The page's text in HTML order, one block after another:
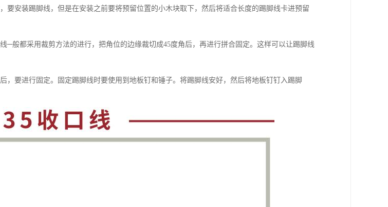
要安装踢脚线，但是在安装之前要将预留位置的小木块取下，然后将适合长度的踢脚线卡进预留
─般都采用裁剪方法的进行，把角位的边缘裁切成45度角后，再进行拼合固定。这样可以让踢脚线
，要进行固定。固定踢脚线时要使用到地板钉和锤子。将踢脚线安好，然后将地板钉钉入踢脚